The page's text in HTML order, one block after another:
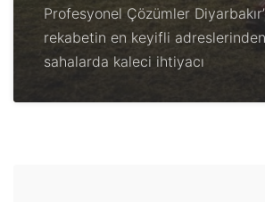
Profesyonel Çözümler
rekabetin en keyifli
sahalarda kaleci ihtiyacı